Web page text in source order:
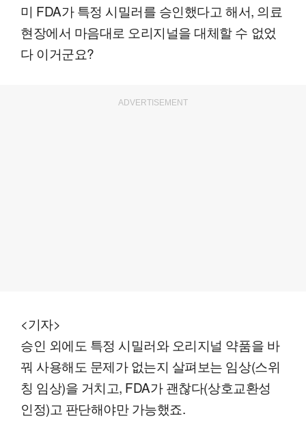
미 FDA가 특정 시밀러를 승인했다고 해서, 의료
현장에서 마음대로 오리지널을 대체할 수 없었
다 이거군요?
ADVERTISEMENT
<기자>
승인 외에도 특정 시밀러와 오리지널 약품을 바
꿔 사용해도 문제가 없는지 살펴보는 임상(스위
칭 임상)을 거치고, FDA가 괜찮다(상호교환성
인정)고 판단해야만 가능했죠.